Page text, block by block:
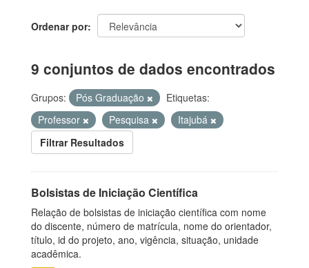
Ordenar por
9 conjuntos de dados encontrados
Grupos: Pós Graduação
Etiquetas:
Professor
Pesquisa
Itajubá
Filtrar Resultados
Bolsistas de Iniciação Científica
Relação de bolsistas de iniciação científica com nome
do discente, número de matrícula, nome do orientador,
título, id do projeto, ano, vigência, situação, unidade
acadêmica.